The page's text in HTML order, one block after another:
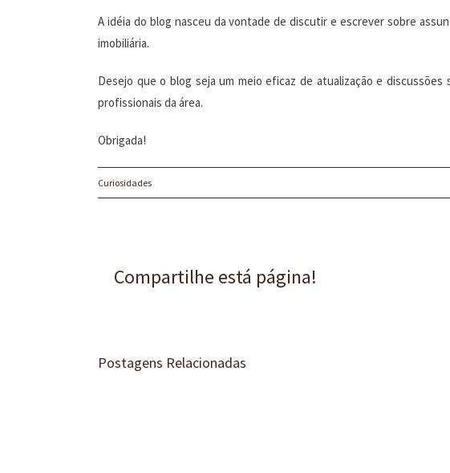
A idéia do blog nasceu da vontade de discutir e escrever sobre
imobiliária.
Desejo que o blog seja um meio eficaz de atualização e
profissionais da área.
Obrigada!
Curiosidades
Compartilhe está página!
Postagens Relacionadas